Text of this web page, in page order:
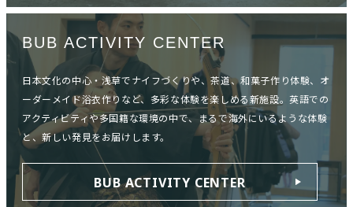
BUB ACTIVITY CENTER
日本文化の中心・浅草でナイフづくりや、茶道、和菓子作り体験、オ
ーダーメイド浴衣作りなど、多彩な体験を楽しめる新施設。英語での
アクティビティや多国籍な環境の中で、まるで海外にいるような体験
と、新しい発見をお届けします。
BUB ACTIVITY CENTER